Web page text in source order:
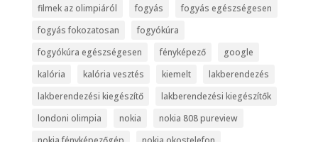
filmek az olimpiáról
fogyás
fogyás egészségesen
fogyás fokozatosan
fogyókúra
fogyókúra egészségesen
fényképező
google
kalória
kalória vesztés kiemelt
lakberendezés
lakberendezési kiegészítő
lakberendezési kiegészítők
londoni olimpia
nokia
nokia 808 pureview